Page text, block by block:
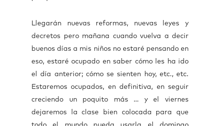
Llegarán nuevas reformas, nuevas leyes y
decretos pero mañana cuando vuelva a decir
buenos días a mis niños no estaré pensando en
eso, estaré ocupado en saber cómo les ha ido
el día anterior; cómo se sienten hoy, etc., etc.
Estaremos ocupados, en definitiva, en seguir
creciendo un poquito más … y el viernes
dejaremos la clase bien colocada para que